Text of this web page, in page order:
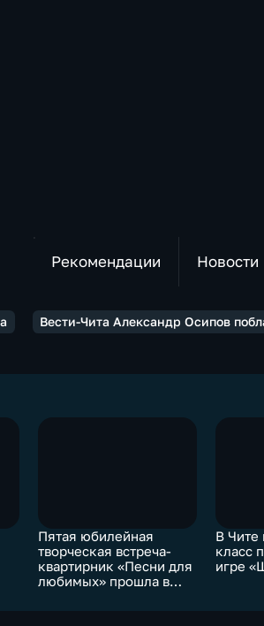
Рекомендации Новости
Вести-Чита Александр Осипов
Пятая юбилейная
творческая встреча-
квартирник «Песни для
любимых» прошла в
В Чите
класс
игре